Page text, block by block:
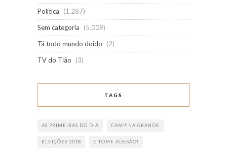
Política
(1.287)
Sem categoria
(5.009)
Tá todo mundo doido
(2)
TV do Tião
(3)
TAGS
AS PRIMEIRAS DO DIA CAMPINA GRANDE
ELEIÇÕES 2018 E TOME ADESÃO!